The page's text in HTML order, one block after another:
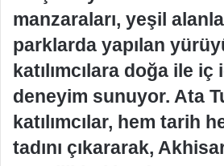
manzaraları, yeşil
parklarda yapılan
katılımcılara doğa ile iç
deneyim sunuyor. Ata
katılımcılar, hem tarih
tadını çıkararak,